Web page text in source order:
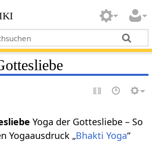
Yoga der Gottesliebe – So
Yogaausdruck „Bhakti Yoga“